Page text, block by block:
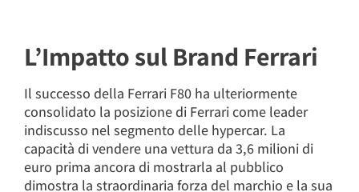
L’Impatto sul Brand Ferrari
Il successo della Ferrari F80 ha ulteriormente
consolidato la posizione di Ferrari come leader
indiscusso nel segmento delle hypercar. La
capacità di vendere una vettura da 3,6 milioni di
euro prima ancora di mostrarla al pubblico
dimostra la straordinaria forza del marchio e la sua